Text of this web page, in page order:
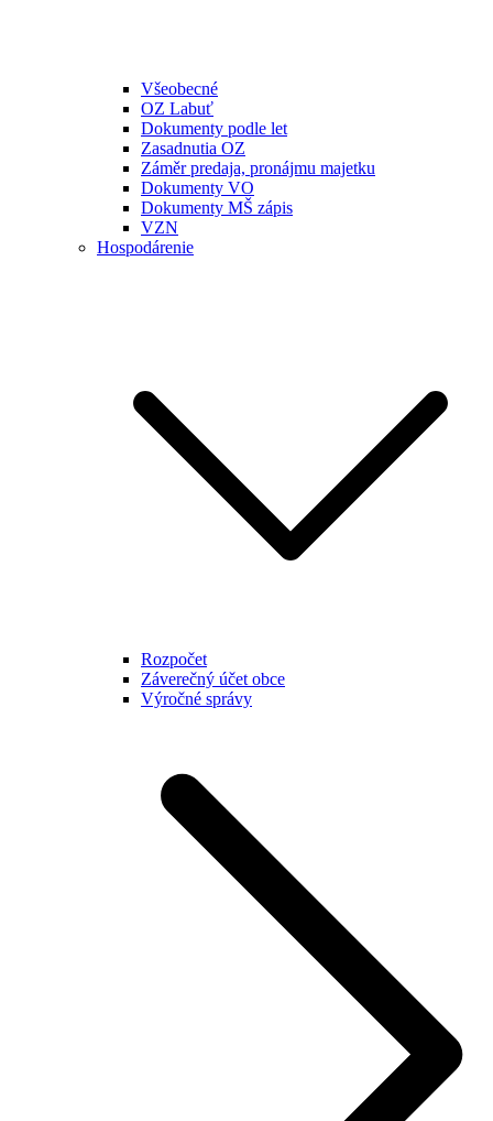
Všeobecné
OZ Labuť
Dokumenty podle let
Zasadnutia OZ
Záměr predaja, pronájmu majetku
Dokumenty VO
Dokumenty MŠ zápis
VZN
Hospodárenie
Rozpočet
Záverečný účet obce
Výročné správy